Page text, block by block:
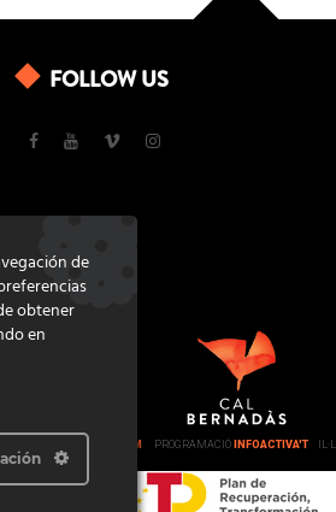
FOLLOW US
GRATSTUDIO.COM PROGRAMACIÓ INFOACTIVA'T
de
obtener
en